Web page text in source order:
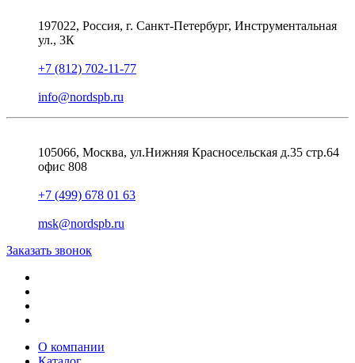
197022, Россия, г. Санкт-Петербург, Инструментальная
ул., 3К
+7 (812) 702-11-77
info@nordspb.ru
105066, Москва, ул.Нижняя Красносельская д.35 стр.64
офис 808
+7 (499) 678 01 63
msk@nordspb.ru
Заказать звонок
О компании